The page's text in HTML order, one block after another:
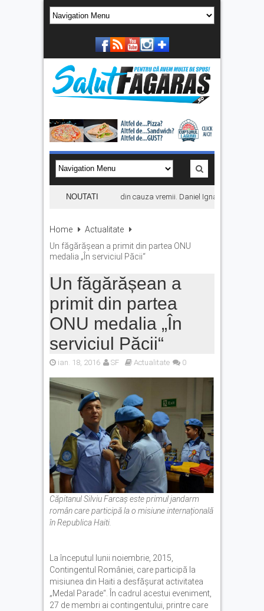
NOUTATI
Concertul KLUMEA se amână din cauza vremii. Daniel Ignat și Titi Cîrstea
Home
Actualitate
Un făgărășean a primit din partea ONU
medalia „În serviciul Păcii“
Un făgărășean a
primit din partea
ONU medalia „În
serviciul Păcii“
ian. 18, 2016 SF Actualitate 0
Căpitanul Silviu Farcaș este primul jandarm
român care participă la o misiune internațională
în Republica Haiti.
La începutul lunii noiembrie, 2015,
Contingentul României, care participă la
misiunea din Haiti a desfășurat activitatea
„Medal Parade“. În cadrul acestui eveniment,
27 de membri ai contingentului, printre care